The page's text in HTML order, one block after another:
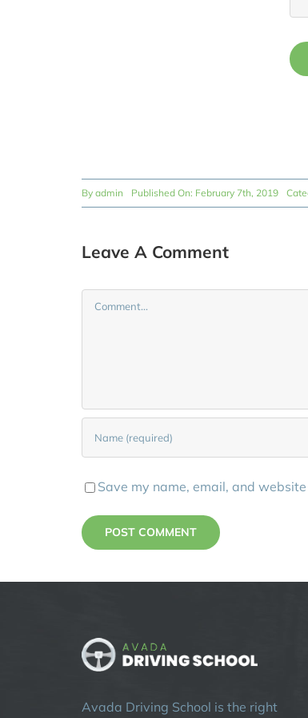
By admin Published On: February 7th, 2019
Leave A Comment
Comment
Save my name, email, and
Avada Driving School is the right